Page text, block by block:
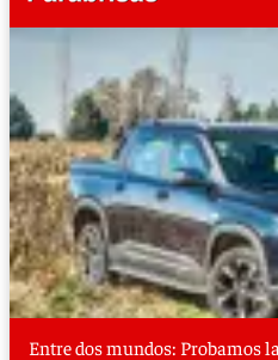
Entre dos mundos: Probamos